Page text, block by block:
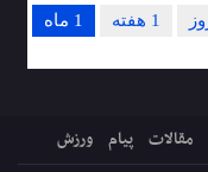
1 ماه 1 هفته
مقالات پیام ورزش